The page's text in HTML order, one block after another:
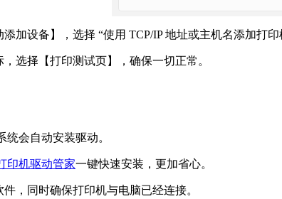
加设备】，选择 “使用 TCP/IP 地址或主机名添加打
选择【打印测试页】，确保一切正常。​
会自动安装驱动。​
印机驱动管家一键快速安装，更加省心。​
件，同时确保打印机与电脑已经连接。​